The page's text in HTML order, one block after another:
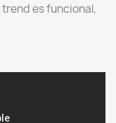
trend es funcional,